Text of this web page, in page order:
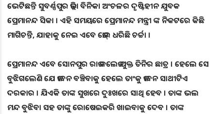
ଭେଟିଛନ୍ତି ସୁବର୍ଣ୍ଣପୁର ଜିଲ୍ଲା ବିନିକା ଅଂଚଳର ଦୃଷ୍ଟିହୀନ ଯୁବକ
ପ୍ରେମାନନ୍ଦ ସିକା । ଏହି ସମୟରେ ପ୍ରେମାନନ୍ଦ ମନ୍ତ୍ରୀ ଙ୍କ ନିକଟରେ କିଛି
ମାଗିଚନ୍ତି, ଯାହାକୁ ନେଇ ଏବେ ଜୋର୍ ଧରିଛି ଚର୍ଚ୍ଚା ।
ପ୍ରେମାନନ୍ଦ ଏବେ ସୋନପୁର ରାଜ କଲେଜ ଯୁକ୍ତ ତିନିର ଛାତ୍ର । ହେଲେ ସେ
ବୁଝିଗଲେଣି ଯେ ଜୀବନ ବଞ୍ଚିବାକୁ ହେଲେ ତାଂକୁ ଜୀବନ ସାଥୀଟିଏ
ଦରକାର । ଯିଏକି ତାଙ୍କ ସୁଖରେ ଦୁଃଖରେ ସାଥି ହେବ । ତାଙ୍କ ଭଲ
ମନ୍ଦ ବୁଝିବା ସହ ତାଙ୍କୁ ରୋଷେଇକରି ଖାଇବାକୁ ଦେବ । ତାଙ୍କ